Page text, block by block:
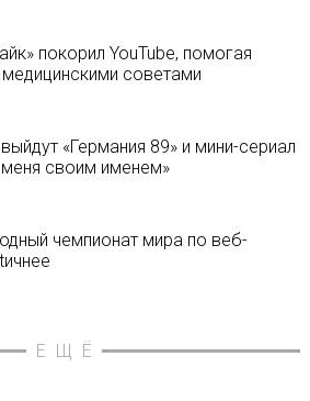
покорил YouTube, помогая
советами
«Германия 89» и мини-сериал
своим именем»
чемпионат мира по веб-
ЕЩЁ